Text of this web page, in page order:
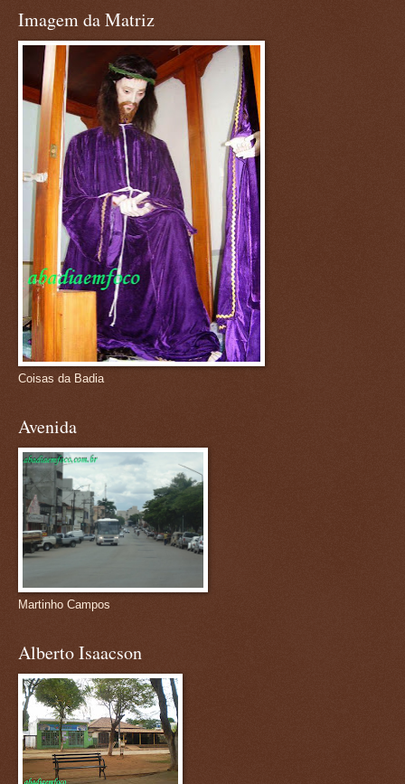
Imagem da Matriz
Coisas da Badia
Avenida
Martinho Campos
Alberto Isaacson